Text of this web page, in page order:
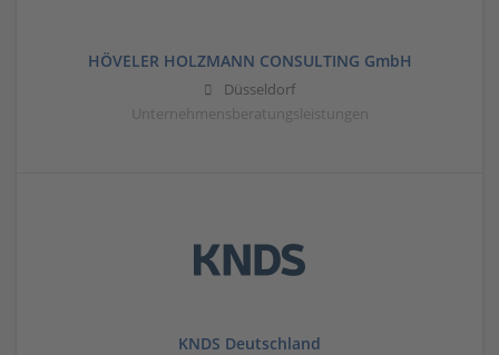
HÖVELER HOLZMANN CONSULTING GmbH
Düsseldorf
Unternehmensberatungsleistungen
KNDS Deutschland